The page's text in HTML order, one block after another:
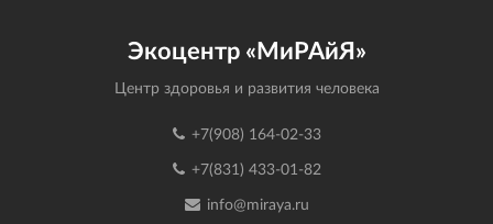
Экоцентр «МиРАйЯ»
Центр здоровья и развития человека
+7(908) 164-02-33
+7(831) 433-01-82
info@miraya.ru